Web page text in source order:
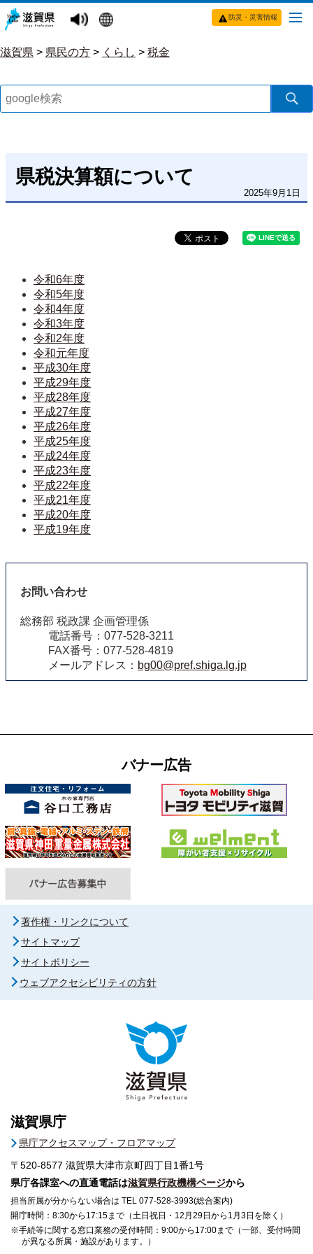
防災・災害情報
滋賀県 > 県民の方 > くらし > 税金
県税決算額について
2025年9月1日
令和6年度
令和5年度
令和4年度
令和3年度
令和2年度
令和元年度
平成30年度
平成29年度
平成28年度
平成27年度
平成26年度
平成25年度
平成24年度
平成23年度
平成22年度
平成21年度
平成20年度
平成19年度
お問い合わせ
総務部 税政課 企画管理係
電話番号：077-528-3211
FAX番号：077-528-4819
メールアドレス： bg00@pref.shiga.lg.jp
バナー広告
著作権・リンクについて
サイトマップ
サイトポリシー
ウェブアクセシビリティの方針
滋賀県庁
県庁アクセスマップ・フロアマップ
〒520-8577 滋賀県大津市京町四丁目1番1号
県庁各課室への直通電話は滋賀県行政機構ページから
担当所属が分からない場合は TEL 077-528-3993(総合案内)
開庁時間：8:30から17:15まで（土日祝日・12月29日から1月3日を除く）
※手続等に関する窓口業務の受付時間：9:00から17:00まで（一部、受付時間
が異なる所属・施設があります。）